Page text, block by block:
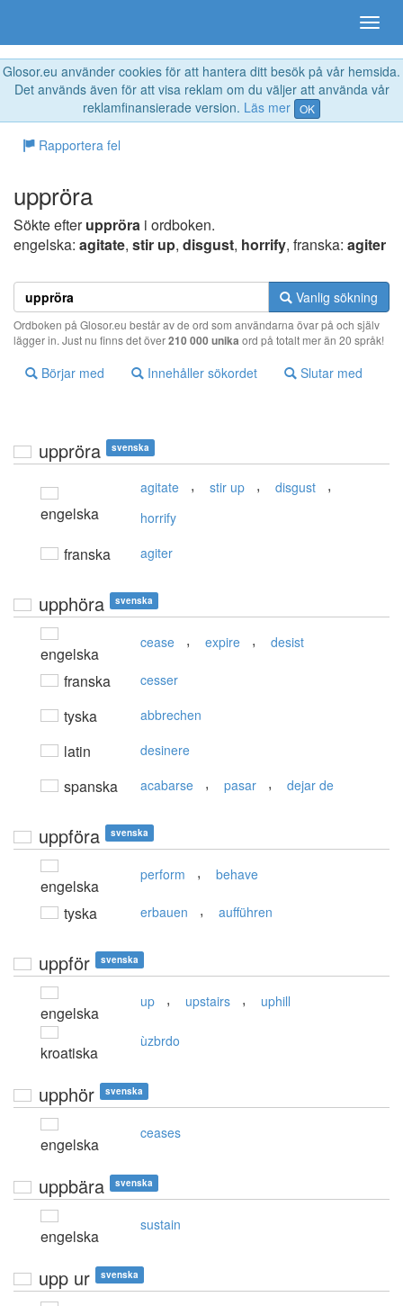
Glosor.eu använder cookies för att hantera ditt besök på vår hemsida.
Det används även för att visa reklam om du väljer att använda vår
reklamfinansierade version. Läs mer OK
Rapportera fel
uppröra
Sökte efteruppröra i ordboken.
engelska: agitate, stir up, disgust, horrify, franska: agiter
Vanlig sökning
Ordboken på Glosor.eu består av de ord som användarna övar på och själv
lägger in. Just nu finns det över210 000 unika ord på totalt mer än 20 språk!
Börjar med Innehåller sökordet Slutar med
uppröra svenska
engelska
agitate , stir up , disgust ,
horrify
franska agiter
upphöra svenska
engelska
cease , expire , desist
franska cesser
tyska abbrechen
latin desinere
spanska acabarse , pasar , dejar de
uppföra svenska
engelska
perform , behave
tyska erbauen , aufführen
uppför svenska
engelska
up , upstairs , uphill
kroatiska
ùzbrdo
upphör svenska
engelska
ceases
uppbära svenska
engelska
sustain
upp ur svenska